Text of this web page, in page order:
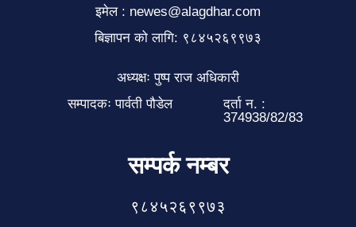
इमेल : newes@alagdhar.com
बिज्ञापन को लागि: ९८४५२६९९७३
अध्यक्षः पुष्प राज अधिकारी
सम्पादकः पार्वती पौडेल
दर्ता न. :
374938/82/83
सम्पर्क नम्बर
९८४५२६९९७३